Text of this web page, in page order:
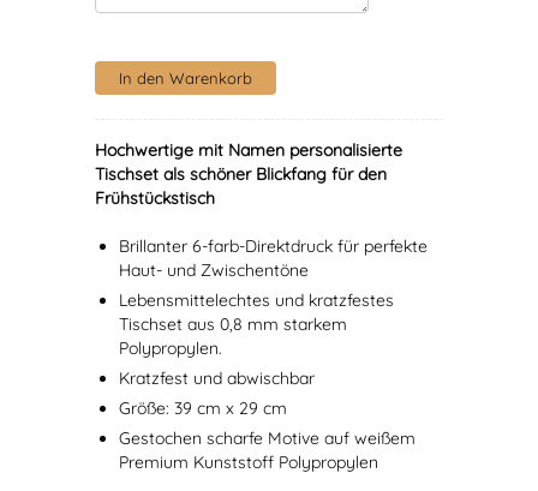
Hochwertige mit Namen personalisierte
Tischset als schöner Blickfang für den
Frühstückstisch
Brillanter 6-farb-Direktdruck für perfekte
Haut- und Zwischentöne
Lebensmittelechtes und kratzfestes
Tischset aus 0,8 mm starkem
Polypropylen.
Kratzfest und abwischbar
Größe: 39 cm x 29 cm
Gestochen scharfe Motive auf weißem
Premium Kunststoff Polypropylen